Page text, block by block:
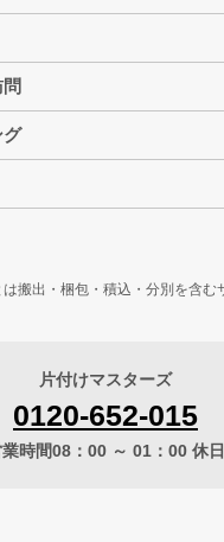
グ
は搬出・梱包・積込・分別を含む
片付けマスターズ
0120-652-015
時間08：00 ～ 01：00 休日